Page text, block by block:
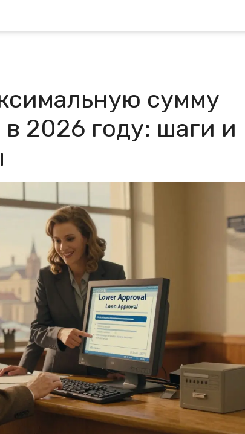
сумму
2026 году: шаги и